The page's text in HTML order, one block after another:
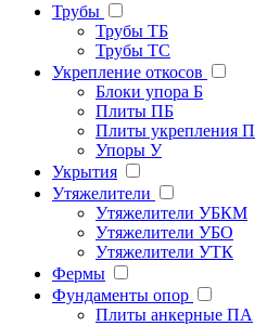
Трубы
Трубы ТБ
Трубы ТС
Укрепление откосов
Блоки упора Б
Плиты ПБ
Плиты укрепления П
Упоры У
Укрытия
Утяжелители
Утяжелители УБКМ
Утяжелители УБО
Утяжелители УТК
Фермы
Фундаменты опор
Плиты анкерные ПА